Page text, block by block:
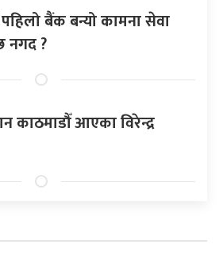
बैंक बन्यो कामना सेवा
नगद ?
काठमाडौँ आएका विरेन्द्र